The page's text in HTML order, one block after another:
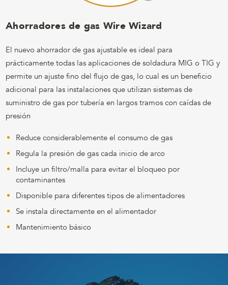
Ahorradores de gas Wire Wizard
El nuevo ahorrador de gas ajustable es ideal para
prácticamente todas las aplicaciones de soldadura MIG o TIG y
permite un ajuste fino del flujo de gas, lo cual es un beneficio
adicional para las instalaciones que utilizan sistemas de
suministro de gas por tubería en largos tramos con caídas de
presión
Reduce considerablemente el consumo de gas
Regula la presión de gas cada inicio de arco
Incluye un filtro/malla para evitar el bloqueo por
contaminantes
Disponible para diferentes tipos de alimentadores
Se instala directamente en el alimentador
Mantenimiento básico